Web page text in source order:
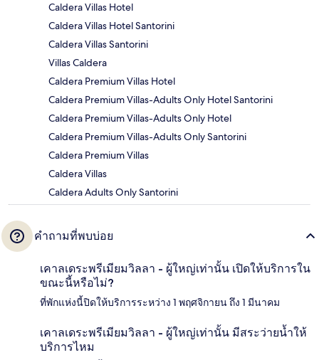
Caldera Villas Hotel
Caldera Villas Hotel Santorini
Caldera Villas Santorini
Villas Caldera
Caldera Premium Villas Hotel
Caldera Premium Villas-Adults Only Hotel Santorini
Caldera Premium Villas-Adults Only Hotel
Caldera Premium Villas-Adults Only Santorini
Caldera Premium Villas
Caldera Villas
Caldera Adults Only Santorini
คำถามที่พบบ่อย
เคาลเดระพรีเมียมวิลลา - ผู้ใหญ่เท่านั้น เปิดให้บริการใน
ขณะนี้หรือไม่?
ที่พักแห่งนี้ปิดให้บริการระหว่าง 1 พฤศจิกายน ถึง 1 มีนาคม
เคาลเดระพรีเมียมวิลลา - ผู้ใหญ่เท่านั้น มีสระว่ายน้ำให้
บริการไหม